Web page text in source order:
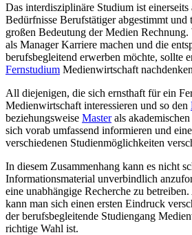
Das interdisziplinäre Studium ist einerseits
Bedürfnisse Berufstätiger abgestimmt und
großen Bedeutung der Medien
als Manager Karriere machen und die
berufsbegleitend erwerben möchte, sollte
Fernstudium Medienwirtschaft
All diejenigen, die sich ernsthaft für ein
Medienwirtschaft interessieren und so den
beziehungsweise Masterals
sich vorab umfassend informieren und
verschiedenen Studienmöglichkeiten
In diesem Zusammenhang kann es nicht
Informationsmaterial unverbindlich
eine unabhängige Recherche zu
kann man sich einen ersten Eindruck
der berufsbegleitende Studiengang
richtige Wahl ist.